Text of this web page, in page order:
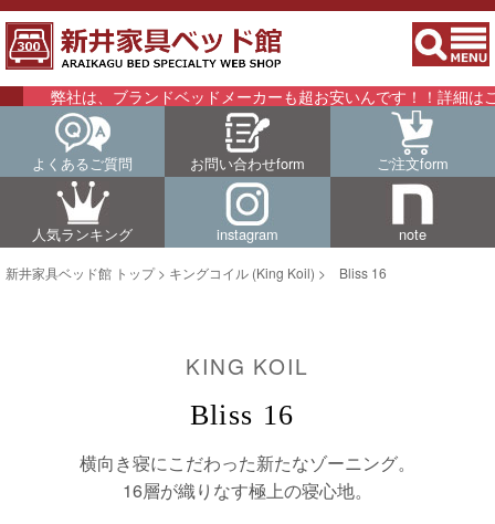
、ブランドベッドメーカーも超お安いんです！！詳細はこちらをご
よくあるご質問 お問い合わせform ご注文form
人気ランキング instagram note
新井家具ベッド館 トップ> キングコイル (King Koil) > Bliss 16
KING KOIL
Bliss 16
横向き寝にこだわった新たなゾーニング。
16層が織りなす極上の寝心地。